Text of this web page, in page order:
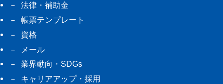
法律・補助金
帳票テンプレート
資格
メール
業界動向・SDGs
キャリアアップ・採用